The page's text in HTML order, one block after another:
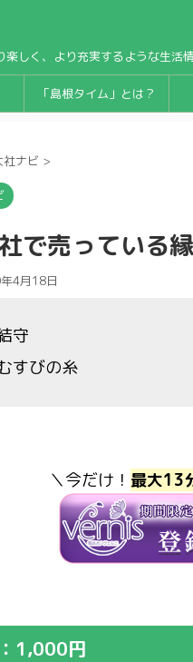
楽しく、より充実するような生活
「島根タイム」とは？
社ナビ >
で売っている
4月18日
守
すびの糸
＼今だけ！ 最大13
1,000円